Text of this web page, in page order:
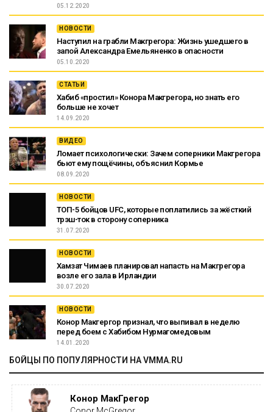
05.12.2020
НОВОСТИ
Наступил на грабли Макгрегора: Жизнь ушедшего в
запой Александра Емельяненко в опасности
05.10.2020
СТАТЬИ
Хабиб «простил» Конора Макгрегора, но знать его
больше не хочет
14.09.2020
ВИДЕО
Ломает психологически: Зачем соперники Макгрегора
бьют ему пощёчины, объяснил Кормье
08.09.2020
НОВОСТИ
ТОП-5 бойцов UFC, которые поплатились за жёсткий
трэш-ток в сторону соперника
31.07.2020
НОВОСТИ
Хамзат Чимаев планировал напасть на Макгрегора
возле его зала в Ирландии
30.07.2020
НОВОСТИ
Конор Макгергор признал, что выпивал в неделю
перед боем с Хабибом Нурмагомедовым
14.01.2020
БОЙЦЫ ПО ПОПУЛЯРНОСТИ НА VMMA.RU
Конор МакГрегор